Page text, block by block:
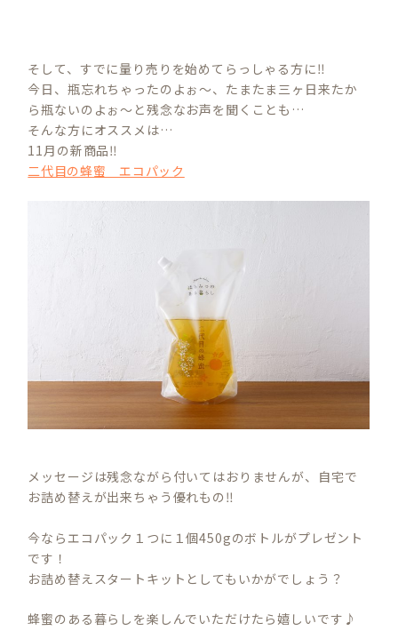
そして、すでに量り売りを始めてらっしゃる方に‼︎
今日、瓶忘れちゃったのよぉ〜、たまたま三ヶ日来たか
ら瓶ないのよぉ〜と残念なお声を聞くことも…
そんな方にオススメは…
11月の新商品‼︎
二代目の蜂蜜 エコパック
メッセージは残念ながら付いてはおりませんが、自宅で
お詰め替えが出来ちゃう優れもの‼︎
今ならエコパック１つに１個450gのボトルがプレゼント
です！
お詰め替えスタートキットとしてもいかがでしょう？
蜂蜜のある暮らしを楽しんでいただけたら嬉しいです♪